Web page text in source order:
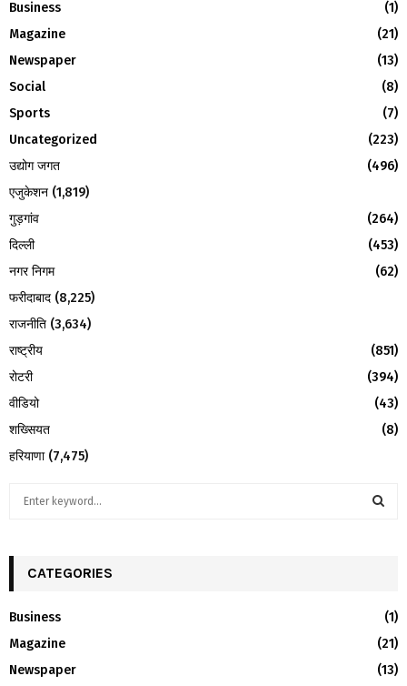
o
r
:
R
Business
(1)
Magazine
(21)
Newspaper
(13)
Social
(8)
Sports
(7)
Uncategorized
(223)
उद्योग जगत
(496)
एजुकेशन (1,819)
गुड़गांव
(264)
दिल्ली
(453)
नगर निगम
(62)
फरीदाबाद (8,225)
राजनीति (3,634)
राष्ट्रीय
(851)
रोटरी
(394)
वीडियो
(43)
शख्सियत
(8)
हरियाणा(7,475)
h
o
r
:
R
CATEGORIES
Business
(1)
Magazine
(21)
Newspaper
(13)